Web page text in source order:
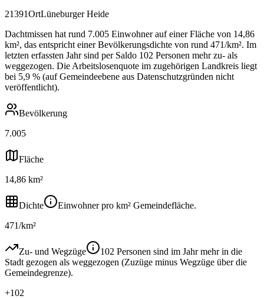
21391OrtLüneburger Heide
Dachtmissen hat rund 7.005 Einwohner auf einer Fläche von 14,86
km², das entspricht einer Bevölkerungsdichte von rund 471/km². Im
letzten erfassten Jahr sind per Saldo 102 Personen mehr zu- als
weggezogen. Die Arbeitslosenquote im zugehörigen Landkreis liegt
bei 5,9 % (auf Gemeindeebene aus Datenschutzgründen nicht
veröffentlicht).
Bevölkerung
7.005
Fläche
14,86 km²
Dichte
Einwohner pro km² Gemeindefläche.
471/km²
Zu- und Wegzüge
102 Personen sind im Jahr mehr in die
Stadt gezogen als weggezogen (Zuzüge minus Wegzüge über die
Gemeindegrenze).
+102